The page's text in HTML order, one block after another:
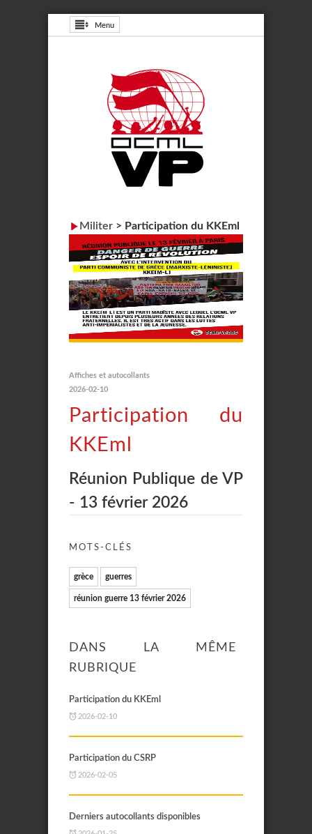
Menu
Militer > Participation du KKEml
Affiches et autocollants
2026-02-10
Participation du
KKEml
Réunion Publique de VP
- 13 février 2026
MOTS-CLÉS
grèce guerres
réunion guerre 13 février 2026
DANS LA MÊME
RUBRIQUE
Participation du KKEml
2026-02-10
Participation du CSRP
2026-02-05
Derniers autocollants disponibles